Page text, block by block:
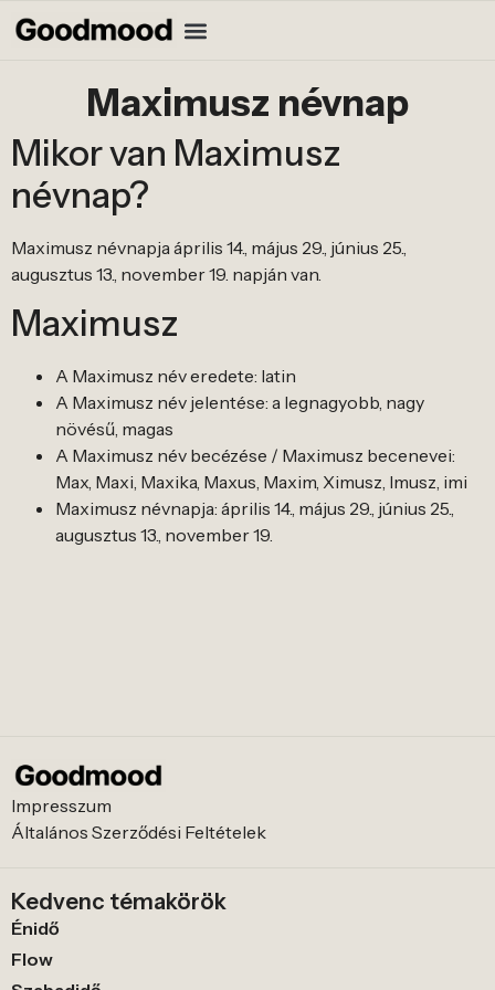
Maximusz névnap
Mikor van Maximusz
névnap?
Maximusz névnapja április 14., május 29., június 25.,
augusztus 13., november 19. napján van.
Maximusz
A Maximusz név eredete: latin
A Maximusz név jelentése: a legnagyobb, nagy
növésű, magas
A Maximusz név becézése / Maximusz becenevei:
Max, Maxi, Maxika, Maxus, Maxim, Ximusz, Imusz, imi
Maximusz névnapja: április 14., május 29., június 25.,
augusztus 13., november 19.
Impresszum
Általános Szerződési Feltételek
Kedvenc témakörök
Énidő
Flow